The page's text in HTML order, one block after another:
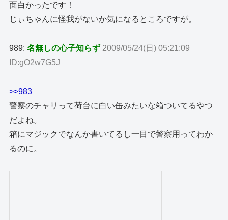
面白かったです！
じぃちゃんに怪我がないか気になるところですが。
989:名無しの心子知らず 2009/05/24(日) 05:21:09
ID:gO2w7G5J
>>983
警察のチャリって荷台に白い缶みたいな箱ついてるやつ
だよね。
箱にマジックでなんか書いてるし一目で警察用ってわか
るのに。